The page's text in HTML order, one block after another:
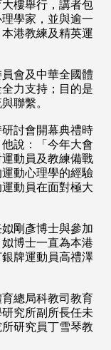
樓舉行，講者包
學家，並與逾一
港教練及精英運
會及中華全國體
力支持；目的是
聯繫。
討會開幕典禮時
說：「今年大會
動員及教練備戰
動心理學的經驗
動員在面對極大
剛彥博士與參加
博士一直為本港
牌運動員高禮澤
總局科教司教育
究所副所長任未
研究員丁雪琴教